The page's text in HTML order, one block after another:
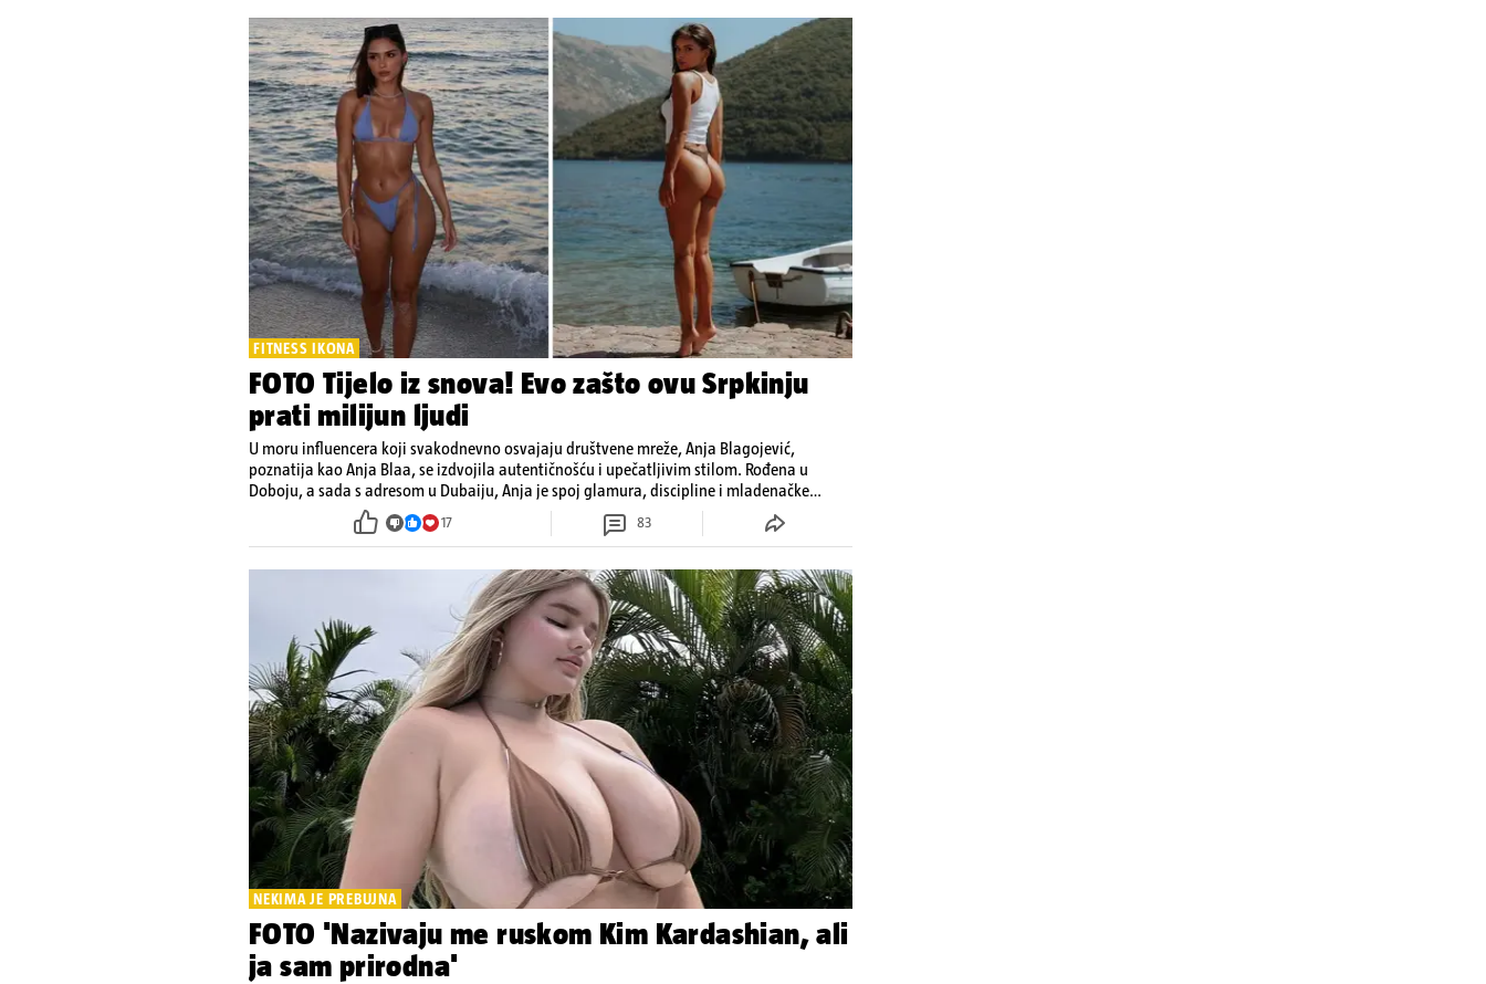
FITNESS IKONA
FOTO Tijelo iz snova! Evo zašto ovu Srpkinju
prati milijun ljudi
U moru influencera koji svakodnevno osvajaju društvene mreže, Anja Blagojević,
poznatija kao Anja Blaa, se izdvojila autentičnošću i upečatljivim stilom. Rođena u
Doboju, a sada s adresom u Dubaiju, Anja je spoj glamura, discipline i mladenačke
17 83
NEKIMA JE PREBUJNA
FOTO 'Nazivaju me ruskom Kim Kardashian, ali
ja sam prirodna'